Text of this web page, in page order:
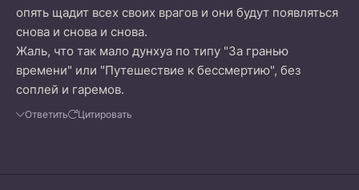
опять щадит всех своих врагов и они будут появляться
снова и снова и снова.
Жаль, что так мало дунхуа по типу "За гранью
времени" или "Путешествие к бессмертию", без
соплей и гаремов.
Ответить Цитировать